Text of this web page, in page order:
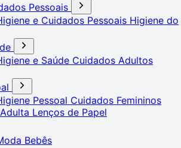
Pessoais
e Cuidados Pessoais Higiene do
e Saúde Cuidados Adultos
Pessoal Cuidados Femininos
Lenços de Papel
Bebês